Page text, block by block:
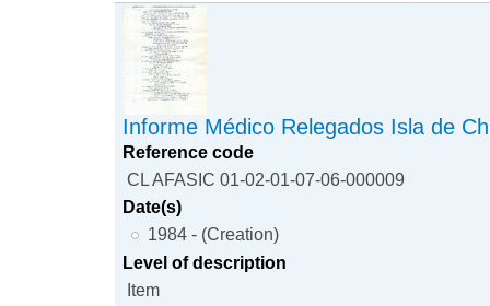
Informe Médico Relegados Isla de
Reference code
CL AFASIC 01-02-01-07-06-000009
Date(s)
1984 - (Creation)
Level of description
Item